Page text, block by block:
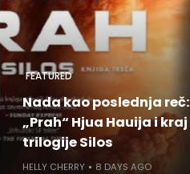
FEATURED
Nada kao poslednja reč:
„Prah“ Hjua Hauija i kraj
trilogije Silos
HELLY CHERRY 8 DAYS AGO